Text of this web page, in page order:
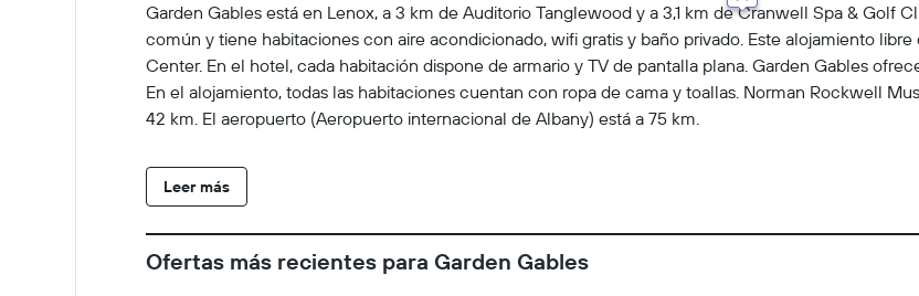
Garden Gables está en Lenox, a 3 km de Auditorio Tanglewood y a 3,1 km de Cranwell Spa & Golf
común y tiene habitaciones con aire acondicionado, wifi gratis y baño privado. Este alojamiento
Center. En el hotel, cada habitación dispone de armario y TV de pantalla plana. Garden Gables
En el alojamiento, todas las habitaciones cuentan con ropa de cama y toallas. Norman Rockwell
42 km. El aeropuerto (Aeropuerto internacional de Albany) está a 75 km.
Leer más
Ofertas más recientes para Garden Gables